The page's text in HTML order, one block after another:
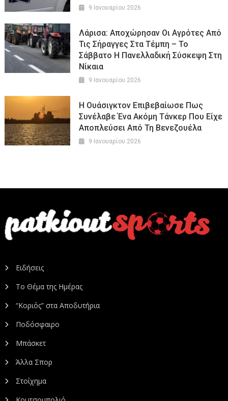
9 Ιανουαρίου 2026
Λάρισα: Αποχώρησαν Οι Αγρότες Από
Τις Σήραγγες Στα Τέμπη – Το
Σάββατο Η Πανελλαδική Σύσκεψη Στη
Νίκαια
9 Ιανουαρίου 2026
Η Ουάσιγκτον Επιβεβαίωσε Πως
Συνέλαβε Ένα Ακόμη Τάνκερ Που Είχε
Αποπλεύσει Από Τη Βενεζουέλα
9 Ιανουαρίου 2026
Ειδήσεις
Το Θέμα της Ημέρας
“Κοριός” στα Αποδυτήρια
Ποδόσφαιρο
Μπάσκετ
Άλλα Σπορ
Στοίχημα